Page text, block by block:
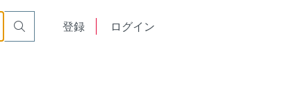
登録 ログイン